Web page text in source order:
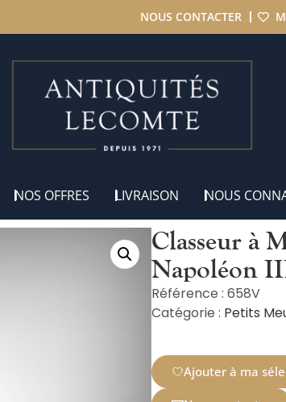
NOUS CONTACTER
NOS OFFRES LIVRAISON NOUS
Classeur à
Napoléon
Référence : 658V
Catégorie : Petits
Ajouter à ma